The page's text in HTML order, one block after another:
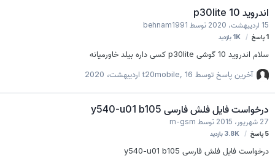
اندروید 10 p30lite
15 اردیبهشت، 2020 توسطbehnam1991
پاسخ 1Kبازدید
سلام اندروید 10 گوشی p30lite کسی داره بیلد خاورمیانه
آخرین پاسخ توسط t20mobile ,16 اردیبهشت، 2020
درخواست فایل فلش فارسی y540-u01 b105
27 شهریور، 2015 توسطm-gsm
5پاسخ 3.8Kبازدید
درخواست فایل فلش فارسی y540-u01 b105